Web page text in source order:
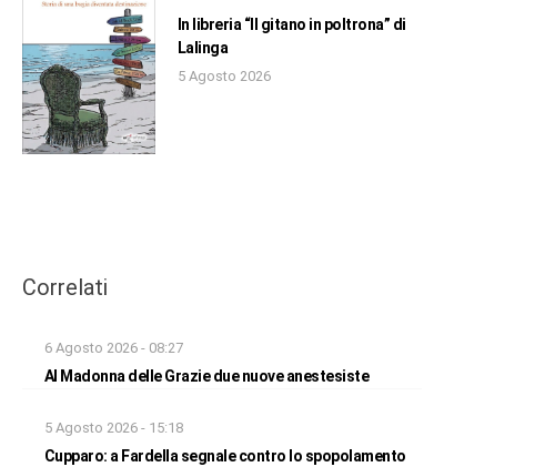
In libreria “Il gitano in poltrona” di
Lalinga
5 Agosto 2026
Correlati
6 Agosto 2026 - 08:27
Al Madonna delle Grazie due nuove anestesiste
5 Agosto 2026 - 15:18
Cupparo: a Fardella segnale contro lo spopolamento